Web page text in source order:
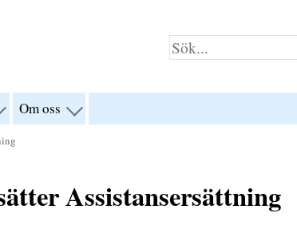
Om oss
visa
menyn
Assistansersättning